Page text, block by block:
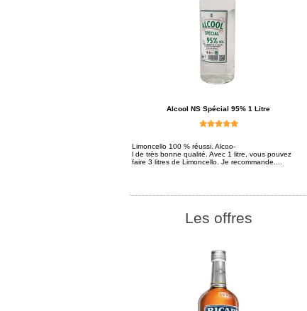
Alcool NS Spécial 95% 1 Litre
Limoncello 100 % réussi. Alcoo-
l de très bonne qualité. Avec 1 litre, vous pouvez
faire 3 litres de Limoncello. Je recommande....
Les offres